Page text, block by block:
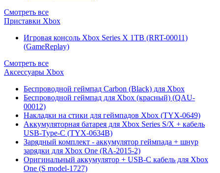
Смотреть все
Приставки Xbox
Игровая консоль Xbox Series X 1TB (RRT-00011)
(GameReplay)
Смотреть все
Аксессуары Xbox
Беспроводной геймпад Carbon (Black) для Xbox
Беспроводной геймпад для Xbox (красный) (QAU-
00012)
Накладки на стики для геймпадов Xbox (TYX-0649)
Аккумуляторная батарея для Xbox Series S/X + кабель
USB-Type-C (TYX-0634B)
Зарядный комплект - аккумулятор геймпада + шнур
зарядки для Xbox One (RA-2015-2)
Оригинальный аккумулятор + USB-C кабель для Xbox
One (S model-1727)